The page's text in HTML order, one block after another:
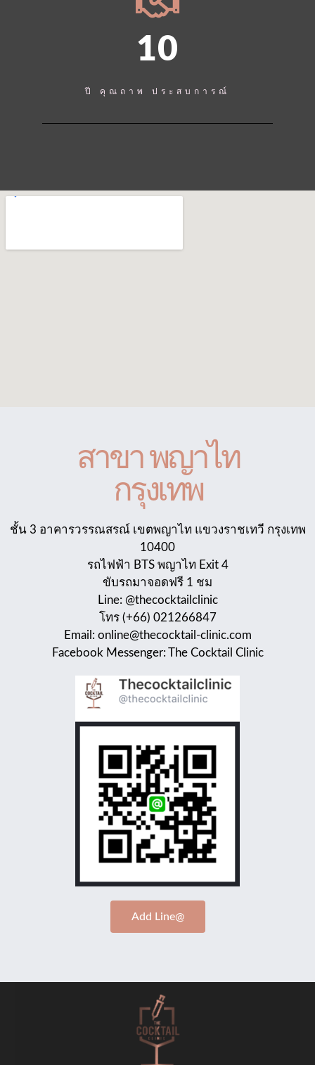
10
ปี คุณถาพ ประสบการณ์
สาขา พญาไท
กรุงเทพ
ชั้น 3 อาคารวรรณสรณ์ เขตพญาไท แขวงราชเทวี กรุงเทพ
10400
รถไฟฟ้า BTS พญาไท Exit 4
ขับรถมาจอดฟรี 1 ชม
Line: @thecocktailclinic
โทร (+66) 021266847
Email: online@thecocktail-clinic.com
Facebook Messenger: The Cocktail Clinic
Add Line@